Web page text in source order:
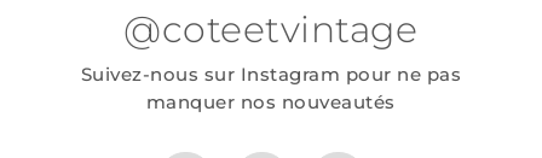
@coteetvintage
Suivez-nous sur Instagram pour ne pas
manquer nos nouveautés